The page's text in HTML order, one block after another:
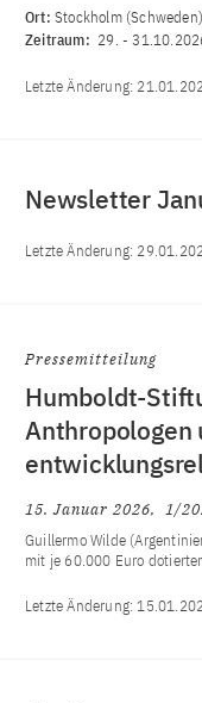
Ort: Stockholm (Schweden)
Zeitraum: 29. -
Letzte Änderung:
Newsletter
Letzte Änderung:
Pressemitteilung
Humboldt-
Anthropologen
15. Januar 2026
1/
Guillermo Wilde
mit je 60.000 Euro
Letzte Änderung: